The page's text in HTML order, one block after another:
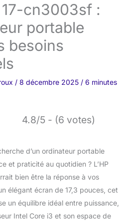
17-cn3003sf :
portable
besoins
/ 8 décembre 2025 / 6 minutes
4.8/5 - (6 votes)
d’un ordinateur portable
et praticité au quotidien ? L’HP
bien être la réponse à vos
élégant écran de 17,3 pouces, cet
un équilibre idéal entre puissance,
Intel Core i3 et son espace de